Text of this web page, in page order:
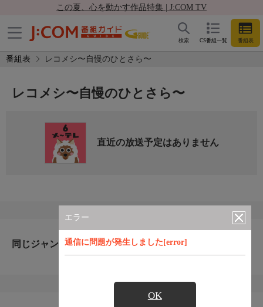
この夏、心を動かす作品特集 | J:COM TV
CS番組一覧 番組表
検索
番組表 レコメシ〜自慢のひとさら〜
エラー
通信に問題が発生しました[error]
OK
レコメシ〜自慢のひとさら〜
直近の放送予定はありません
同じジャンルのおすすめ番組